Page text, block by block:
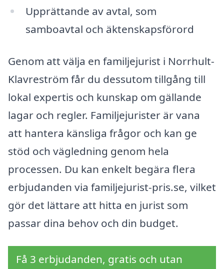
Upprättande av avtal, som
samboavtal och äktenskapsförord
Genom att välja en familjejurist i Norrhult-
Klavreström får du dessutom tillgång till
lokal expertis och kunskap om gällande
lagar och regler. Familjejurister är vana
att hantera känsliga frågor och kan ge
stöd och vägledning genom hela
processen. Du kan enkelt begära flera
erbjudanden via familjejurist-pris.se, vilket
gör det lättare att hitta en jurist som
passar dina behov och din budget.
Få 3 erbjudanden, gratis och utan